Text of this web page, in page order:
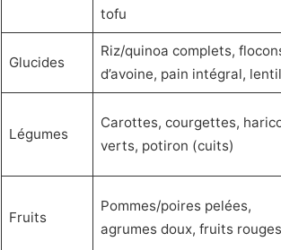
tofu
Glucides
Riz/quinoa complets,
d’avoine, pain intégral,
Légumes
Carottes, courgettes,
verts, potiron (cuits)
Fruits
Pommes/poires pelées,
agrumes doux, fruits rouges